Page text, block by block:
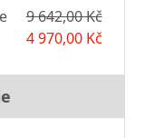
9 642,00 Kč
4 970,00 Kč